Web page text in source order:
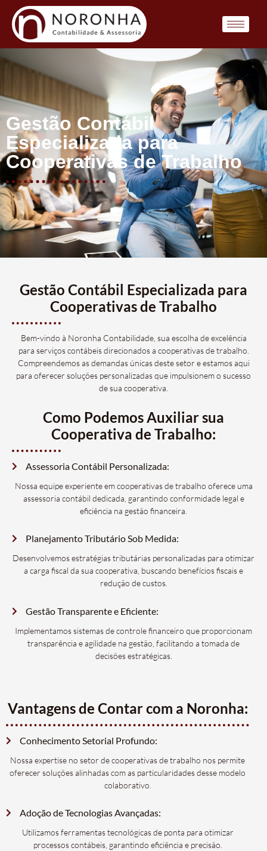
Gestão Contábil
Especializada para
Cooperativas de Trabalho
Gestão Contábil Especializada para
Cooperativas de Trabalho
Bem-vindo à Noronha Contabilidade, sua escolha de excelência
para serviços contábeis direcionados a cooperativas de trabalho.
Compreendemos as demandas únicas deste setor e estamos aqui
para oferecer soluções personalizadas que impulsionem o sucesso
de sua cooperativa.
Como Podemos Auxiliar sua
Cooperativa de Trabalho:
Assessoria Contábil Personalizada:
Nossa equipe experiente em cooperativas de trabalho oferece uma
assessoria contábil dedicada, garantindo conformidade legal e
eficiência na gestão financeira.
Planejamento Tributário Sob Medida:
Desenvolvemos estratégias tributárias personalizadas para otimizar
a carga fiscal da sua cooperativa, buscando benefícios fiscais e
redução de custos.
Gestão Transparente e Eficiente:
Implementamos sistemas de controle financeiro que proporcionam
transparência e agilidade na gestão, facilitando a tomada de
decisões estratégicas.
Vantagens de Contar com a Noronha:
Conhecimento Setorial Profundo:
Nossa expertise no setor de cooperativas de trabalho nos permite
oferecer soluções alinhadas com as particularidades desse modelo
colaborativo.
Adoção de Tecnologias Avançadas:
Utilizamos ferramentas tecnológicas de ponta para otimizar
processos contábeis, garantindo eficiência e precisão.